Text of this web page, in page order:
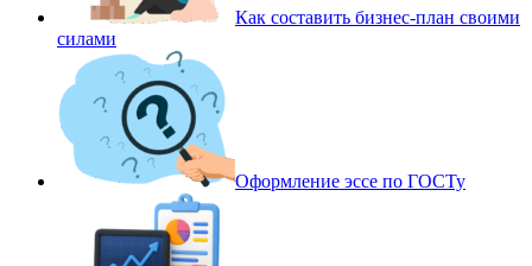
Как составить бизнес-план своими
силами
Оформление эссе по ГОСТу